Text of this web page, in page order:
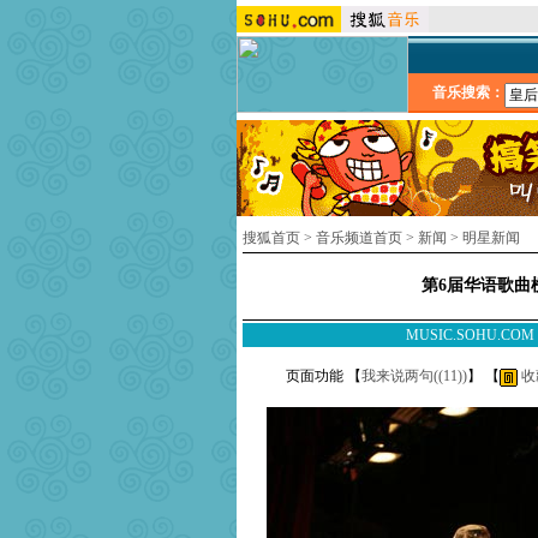
音乐搜索：
搜狐首页 > 音乐频道首页 > 新闻 > 明星新闻
第6届华语歌曲
MUSIC.SOHU.COM
页面功能 【我来说两句((11))】 【